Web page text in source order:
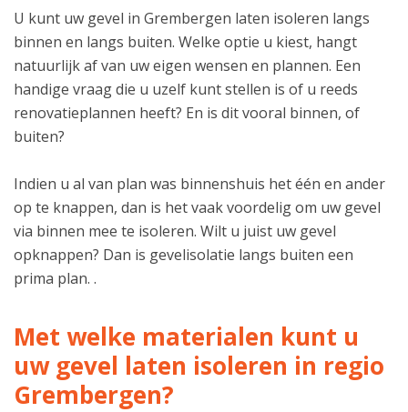
U kunt uw gevel in Grembergen laten isoleren langs
binnen en langs buiten. Welke optie u kiest, hangt
natuurlijk af van uw eigen wensen en plannen. Een
handige vraag die u uzelf kunt stellen is of u reeds
renovatieplannen heeft? En is dit vooral binnen, of
buiten?
Indien u al van plan was binnenshuis het één en ander
op te knappen, dan is het vaak voordelig om uw gevel
via binnen mee te isoleren. Wilt u juist uw gevel
opknappen? Dan is gevelisolatie langs buiten een
prima plan. .
Met welke materialen kunt u
uw gevel laten isoleren in regio
Grembergen?